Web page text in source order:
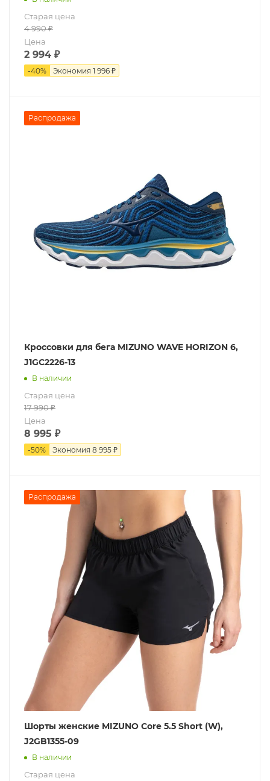
Старая цена
4 990₽
Цена
2 994 ₽
-40% Экономия 1 996 ₽
Распродажа
Кроссовки для бега MIZUNO WAVE HORIZON 6,
J1GC2226-13
В наличии
Старая цена
17 990₽
Цена
8 995 ₽
-50% Экономия 8 995 ₽
Распродажа
Шорты женские MIZUNO Core 5.5 Short (W),
J2GB1355-09
В наличии
Старая цена